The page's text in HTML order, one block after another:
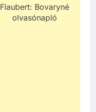
Flaubert: Bovaryné
olvasónapló